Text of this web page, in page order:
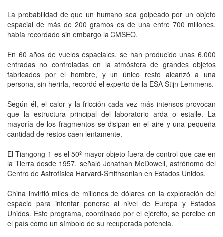
La probabilidad de que un humano sea golpeado por un objeto
espacial de más de 200 gramos es de una entre 700 millones,
había recordado sin embargo la CMSEO.
En 60 años de vuelos espaciales, se han producido unas 6.000
entradas no controladas en la atmósfera de grandes objetos
fabricados por el hombre, y un único resto alcanzó a una
persona, sin herirla, recordó el experto de la ESA Stijn Lemmens.
Según él, el calor y la fricción cada vez más intensos provocan
que la estructura principal del laboratorio arda o estalle. La
mayoría de los fragmentos se disipan en el aire y una pequeña
cantidad de restos caen lentamente.
El Tiangong-1 es el 50º mayor objeto fuera de control que cae en
la Tierra desde 1957, señaló Jonathan McDowell, astrónomo del
Centro de Astrofísica Harvard-Smithsonian en Estados Unidos.
China invirtió miles de millones de dólares en la exploración del
espacio para intentar ponerse al nivel de Europa y Estados
Unidos. Este programa, coordinado por el ejército, se percibe en
el país como un símbolo de su recuperada potencia.